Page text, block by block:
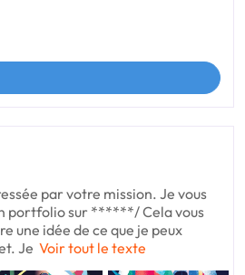
par votre mission. Je vous
portfolio sur ******/ Cela vous
une idée de ce que je peux
Je Voir tout le texte